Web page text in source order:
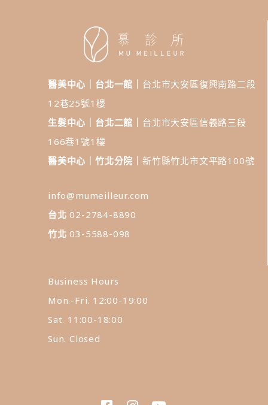
醫美中心｜台北一館｜ 台北市大安區復興南路二段
12巷25號1樓
生髮中心｜台北二館｜ 台北市大安區信義路三段
166巷1號1樓
醫美中心｜竹北分院｜ 新竹縣竹北市文平路100號
info@mumeilleur.com
台北 02-2784-8890
竹北03-5588-098
Business Hours
Mon.-Fri. 12:00-19:00
Sat. 11:00-18:00
Sun. Closed